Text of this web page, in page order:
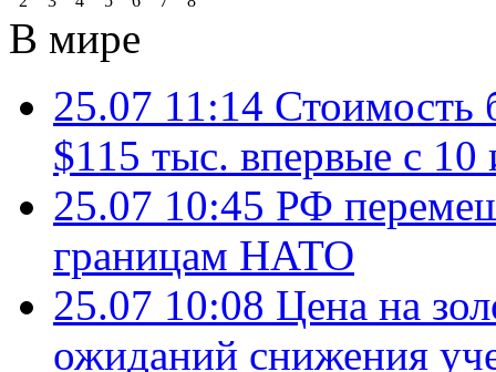
В мире
25.07 11:14 Стоимость
$115 тыс. впервые с 10
25.07 10:45 РФ
границам НАТО
25.07 10:08 Цена на
ожиданий снижения